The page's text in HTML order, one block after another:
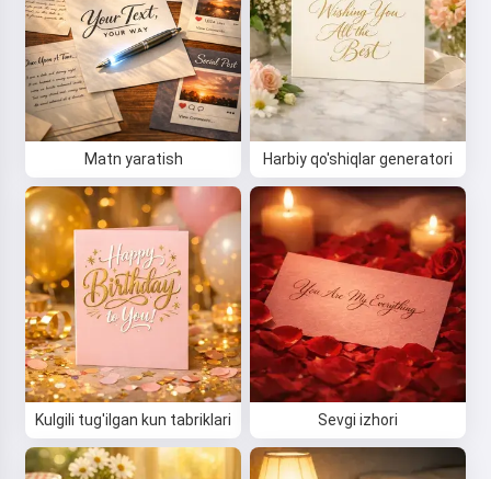
Matn yaratish Harbiy qo'shiqlar generatori
Kulgili tug'ilgan kun tabriklari Sevgi izhori